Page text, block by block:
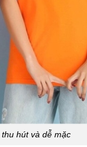
hút và dễ mặc